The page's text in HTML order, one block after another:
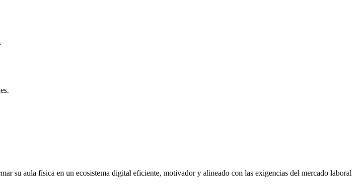
su aula física en un ecosistema digital eficiente, motivador y alineado con las exigencias del mercado laboral